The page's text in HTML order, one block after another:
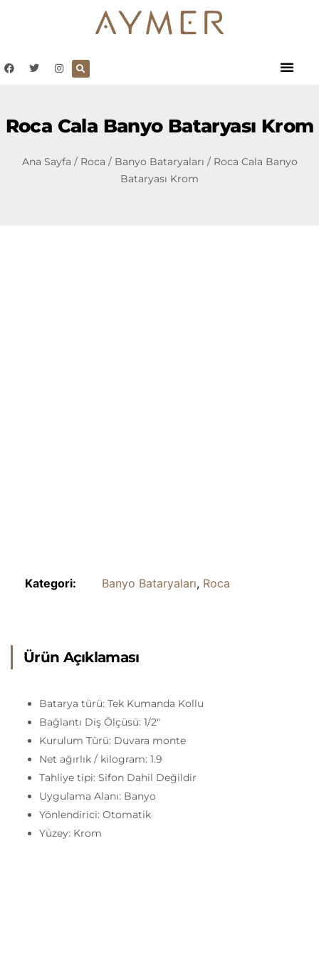
Roca Cala Banyo Bataryası Krom
Ana Sayfa / Roca / Banyo Bataryaları / Roca Cala Banyo
Bataryası Krom
Kategori: Banyo Bataryaları, Roca
Ürün Açıklaması
Batarya türü: Tek Kumanda Kollu
Bağlantı Diş Ölçüsü: 1/2″
Kurulum Türü: Duvara monte
Net ağırlık / kilogram: 1.9
Tahliye tipi: Sifon Dahil Değildir
Uygulama Alanı: Banyo
Yönlendirici: Otomatik
Yüzey: Krom